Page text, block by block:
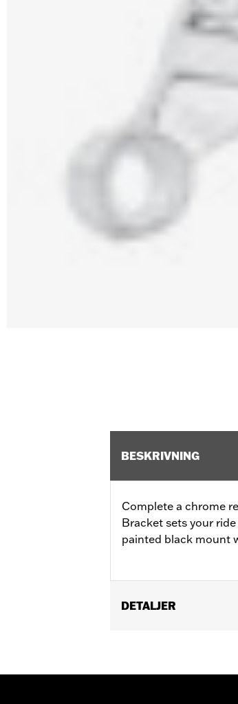
BESKRIVNING
Complete a chrome
Bracket sets your
painted black mount
DETALJER
Position On Bike:Rear